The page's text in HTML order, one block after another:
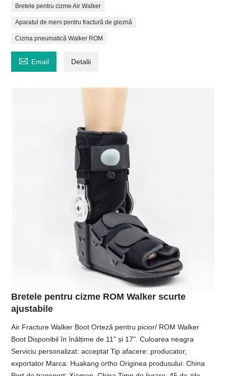
Bretele pentru cizme Air Walker
Aparatul de mers pentru fractură de gleznă
Cizma pneumatică Walker ROM
 Email Detalii
Bretele pentru cizme ROM Walker scurte
ajustabile
Air Fracture Walker Boot Orteză pentru picior/ ROM Walker
Boot Disponibil în înălțime de 11" și 17". Culoarea neagra
Serviciu personalizat: acceptat Tip afacere: producator,
exportator Marca: Huakang ortho Originea produsului: China